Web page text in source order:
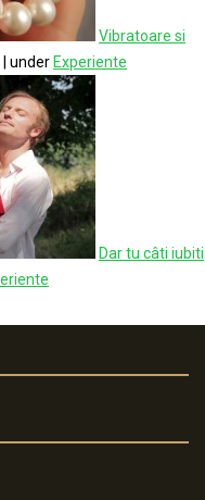
Vibratoare si
under Experiente
Dar tu câti iubiti